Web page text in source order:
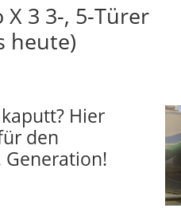
3 3-, 5-Türer
heute)
Hier
den
Generation!